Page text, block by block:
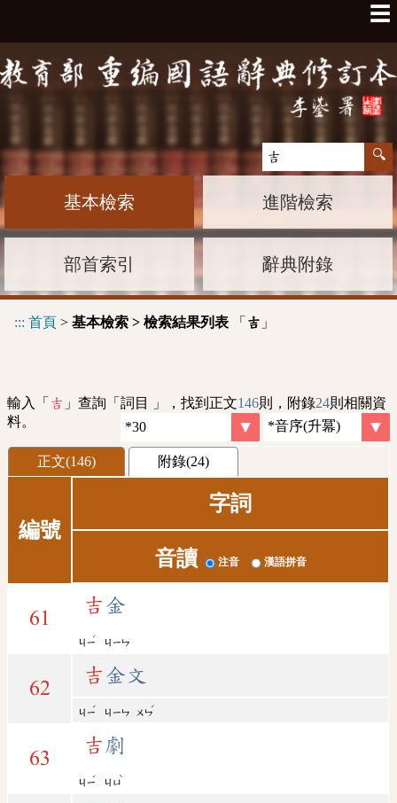
☰
基本檢索 進階檢索
部首索引 辭典附錄
::: 首頁 > 基本檢索 > 檢索結果列表 「 吉 」
輸入「 吉 」查詢「詞目 」，找到正文146則，附錄24則相關資
料。
正文(146) 附錄(24)
編號
字詞
音讀 注音 漢語拼音
61
吉 金
ㄐㄧ
ˊ
ㄐㄧㄣ
62
吉 金文
ㄐㄧ
ˊ
ㄐㄧㄣ ㄨㄣ
ˊ
63
吉 劇
ㄐㄧ
ˊ
ㄐㄩ
ˋ